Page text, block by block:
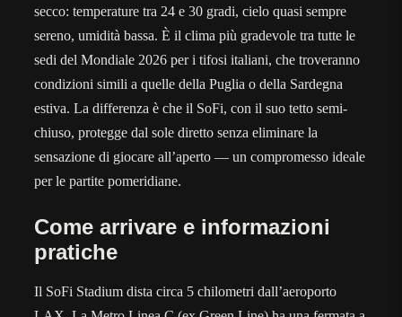
secco: temperature tra 24 e 30 gradi, cielo quasi sempre
sereno, umidità bassa. È il clima più gradevole tra tutte le
sedi del Mondiale 2026 per i tifosi italiani, che troveranno
condizioni simili a quelle della Puglia o della Sardegna
estiva. La differenza è che il SoFi, con il suo tetto semi-
chiuso, protegge dal sole diretto senza eliminare la
sensazione di giocare all’aperto — un compromesso ideale
per le partite pomeridiane.
Come arrivare e informazioni
pratiche
Il SoFi Stadium dista circa 5 chilometri dall’aeroporto